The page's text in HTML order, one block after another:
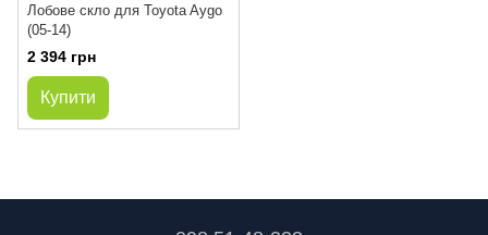
Лобове скло для Toyota Aygo
(05-14)
2 394 грн
Купити